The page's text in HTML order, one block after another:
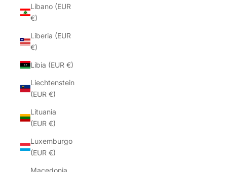
Líbano (EUR
€)
Liberia (EUR
€)
Libia (EUR €)
Liechtenstein
(EUR €)
Lituania
(EUR €)
Luxemburgo
(EUR €)
Macedonia